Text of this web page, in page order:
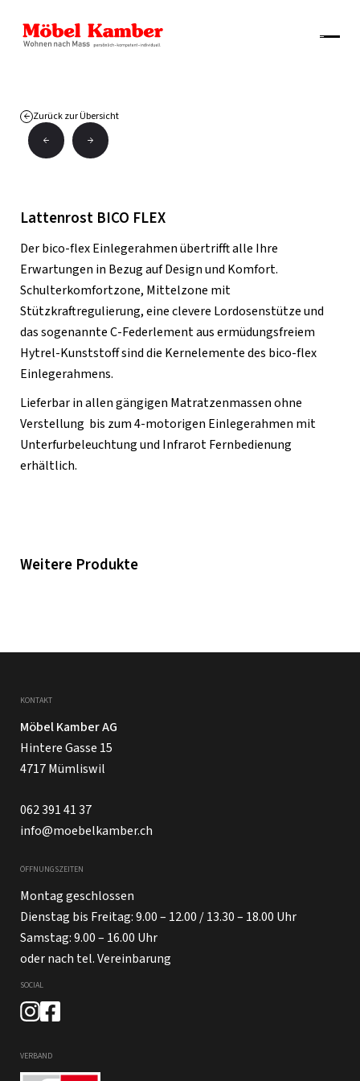
Zurück zur Übersicht
Lattenrost BICO FLEX
Der bico-flex Einlegerahmen übertrifft alle Ihre
Erwartungen in Bezug auf Design und Komfort.
Schulterkomfortzone, Mittelzone mit
Stützkraftregulierung, eine clevere Lordosenstütze und
das sogenannte C-Federlement aus ermüdungsfreiem
Hytrel-Kunststoff sind die Kernelemente des bico-flex
Einlegerahmens.
Lieferbar in allen gängigen Matratzenmassen ohne
Verstellung bis zum 4-motorigen Einlegerahmen mit
Unterfurbeleuchtung und Infrarot Fernbedienung
erhältlich.
Weitere Produkte
KONTAKT
Möbel Kamber AG
Hintere Gasse 15
4717 Mümliswil
062 391 41 37
info@moebelkamber.ch
ÖFFNUNGSZEITEN
Montag geschlossen
Dienstag bis Freitag: 9.00 – 12.00 / 13.30 – 18.00 Uhr
Samstag: 9.00 – 16.00 Uhr
oder nach tel. Vereinbarung
SOCIAL
VERBAND